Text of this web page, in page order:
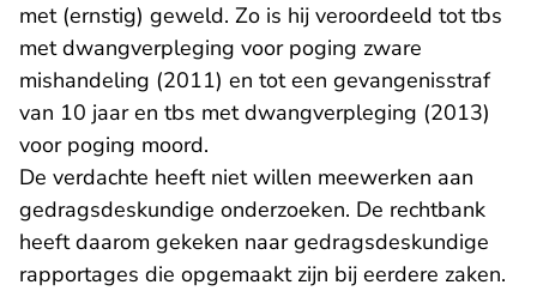
met (ernstig) geweld. Zo is hij veroordeeld tot tbs
met dwangverpleging voor poging zware
mishandeling (2011) en tot een gevangenisstraf
van 10 jaar en tbs met dwangverpleging (2013)
voor poging moord.
De verdachte heeft niet willen meewerken aan
gedragsdeskundige onderzoeken. De rechtbank
heeft daarom gekeken naar gedragsdeskundige
rapportages die opgemaakt zijn bij eerdere zaken.